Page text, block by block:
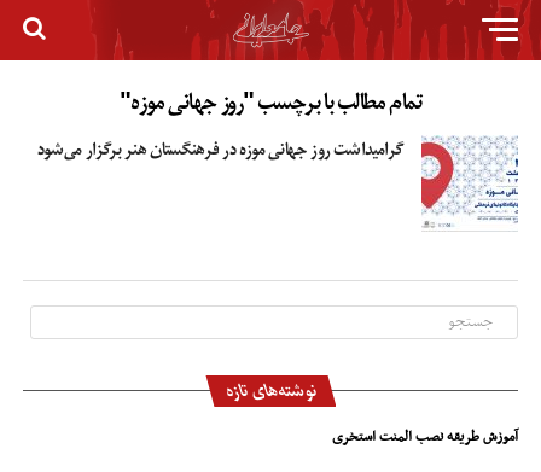
تمام مطالب با برچسب "روز جهانی موزه"
گرامیداشت روز جهانی موزه در فرهنگستان هنر برگزار می‌شود
نوشته‌های تازه
آموزش طریقه نصب المنت استخری